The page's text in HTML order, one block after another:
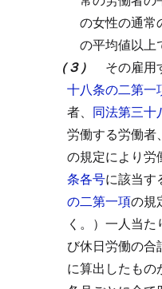
の女性の通常
の平均値以上
（３） その雇用
十八条の二第一
者、 同法第三十
労働する労働者、
の規定により労
条各号に該当す
の二第一項の規
く。）一人当
び休日労働の合
に算出したもの